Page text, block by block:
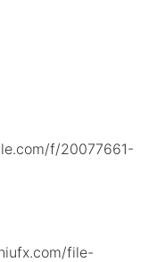
f/20077661-
file-